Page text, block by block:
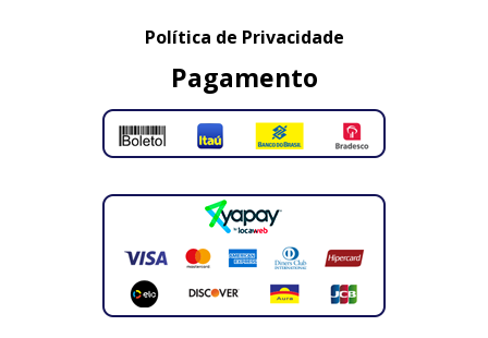
Política de Privacidade
Pagamento